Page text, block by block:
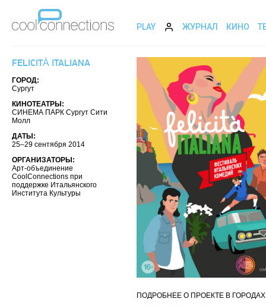
PLAY ЖУРНАЛ КИНО
FELICITÀ ITALIANA
ГОРОД:
Сургут
КИНОТЕАТРЫ:
СИНЕМА ПАРК Сургут Сити
Молл
ДАТЫ:
25–29 сентября 2014
ОРГАНИЗАТОРЫ:
Арт-объединение
CoolConnections при
поддержке Итальянского
Института Культуры
ПОДРОБНЕЕ О ПРОЕКТЕ В